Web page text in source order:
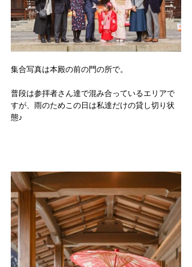
集合写真は本殿の前の門の所で。
普段は参拝者さん達で混み合っているエリアで
すが、雨のためこの日は私達だけの貸し切り状
態♪